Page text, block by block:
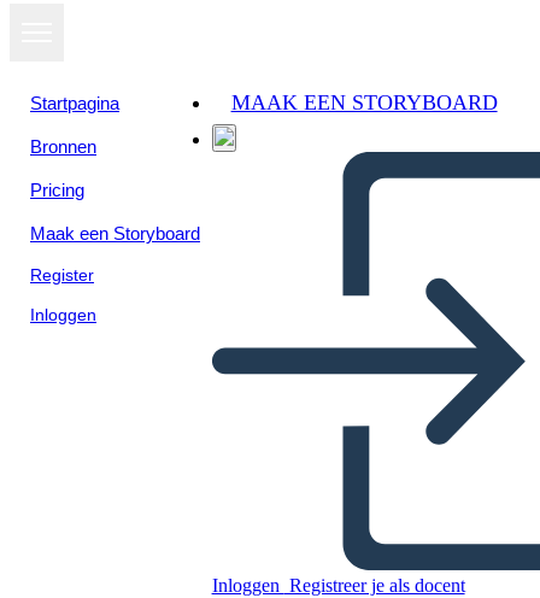
Startpagina
Bronnen
Pricing
Maak een Storyboard
Register
Inloggen
MAAK EEN STORYBOARD
Inloggen Registreer je als docent
Antica Cina Accesa
Connessione